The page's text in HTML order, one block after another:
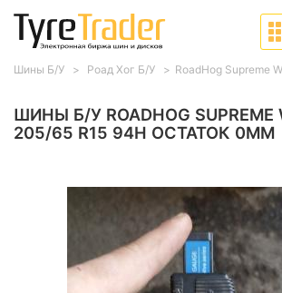
ШИНЫ Б/У ROADHOG SUPREME
205/65 R15 94H ОСТАТОК 0ММ
Шины Б/У Роад Хог Б/У RoadHog Supreme